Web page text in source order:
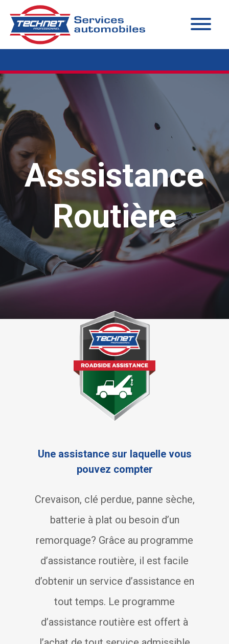
Asssistance
Routière
Une assistance sur laquelle vous
pouvez compter
Crevaison, clé perdue, panne sèche,
batterie à plat ou besoin d’un
remorquage? Grâce au programme
d’assistance routière, il est facile
d’obtenir un service d’assistance en
tout temps. Le programme
d’assistance routière est offert à